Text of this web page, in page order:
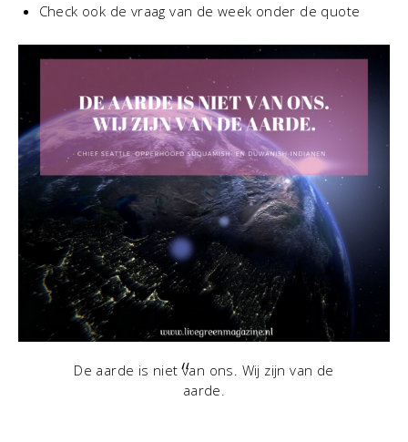
Check ook de vraag van de week onder de quote
De aarde is niet van ons. Wij zijn van de
aarde.